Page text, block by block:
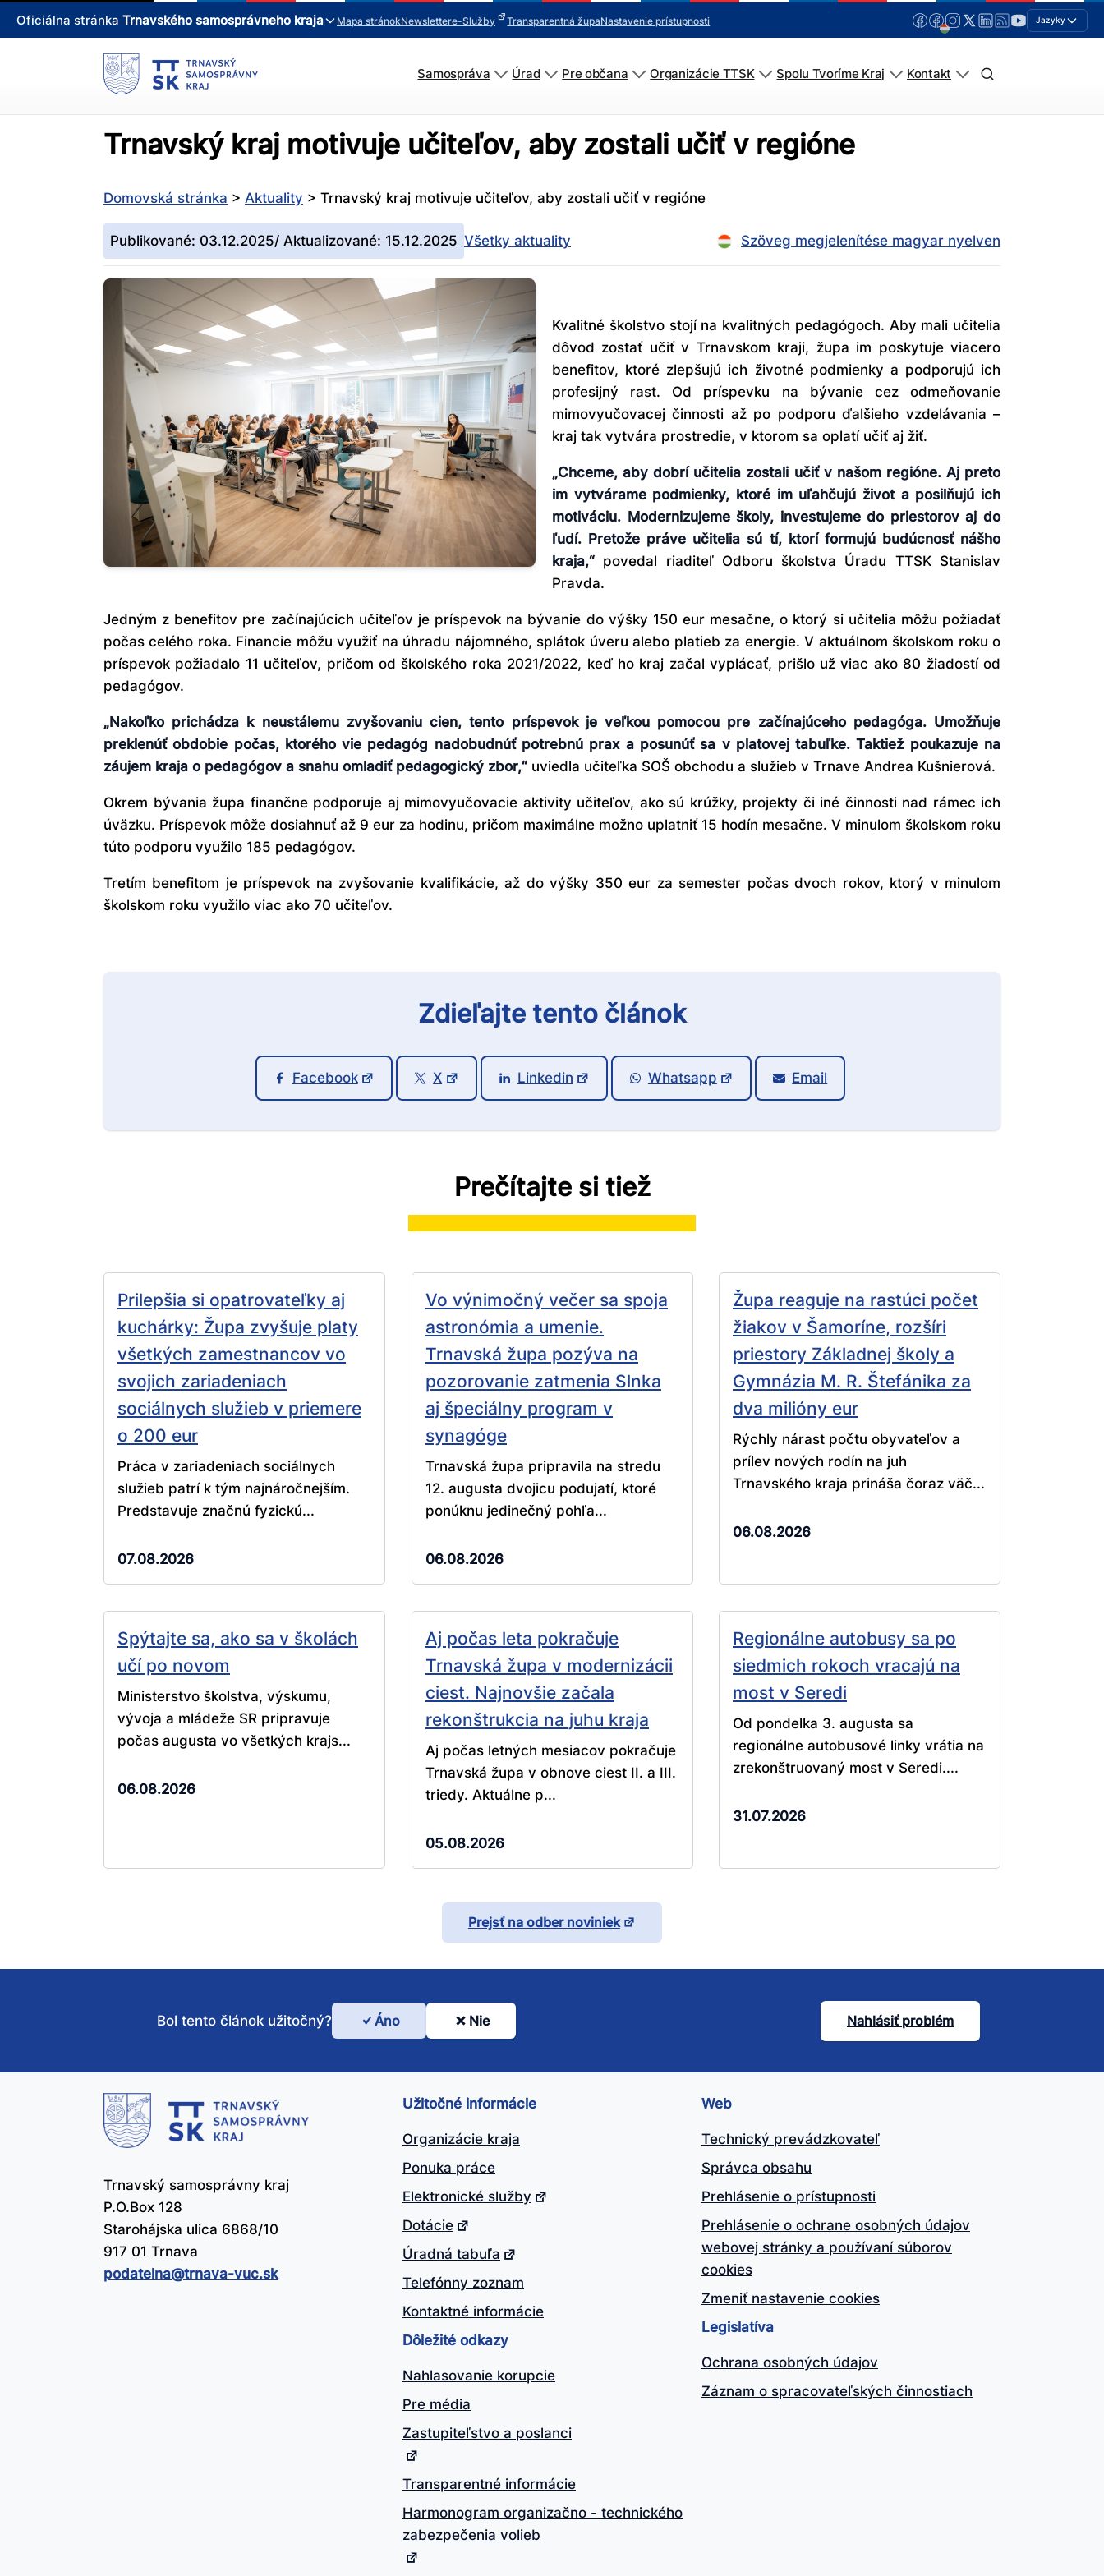
Oficiálna stránka Trnavského samosprávneho kraja Mapa stránokNewslettere-Služby Transparentná župaNastavenie prístupnosti Jazyky
Samospráva Úrad Pre občana Organizácie TTSK Spolu Tvoríme Kraj Kontakt
Trnavský kraj motivuje učiteľov, aby zostali učiť v regióne
Domovská stránka > Aktuality > Trnavský kraj motivuje učiteľov, aby zostali učiť v regióne
Publikované: 03.12.2025/ Aktualizované: 15.12.2025 Všetky aktuality Szöveg megjelenítése magyar nyelven
Kvalitné školstvo stojí na kvalitných pedagógoch. Aby mali učitelia
dôvod zostať učiť v Trnavskom kraji, župa im poskytuje viacero
benefitov, ktoré zlepšujú ich životné podmienky a podporujú ich
profesijný rast. Od príspevku na bývanie cez odmeňovanie
mimovyučovacej činnosti až po podporu ďalšieho vzdelávania –
kraj tak vytvára prostredie, v ktorom sa oplatí učiť aj žiť.
„Chceme, aby dobrí učitelia zostali učiť v našom regióne. Aj preto
im vytvárame podmienky, ktoré im uľahčujú život a posilňujú ich
motiváciu. Modernizujeme školy, investujeme do priestorov aj do
ľudí. Pretože práve učitelia sú tí, ktorí formujú budúcnosť nášho
kraja,“ povedal riaditeľ Odboru školstva Úradu TTSK Stanislav
Pravda.
Jedným z benefitov pre začínajúcich učiteľov je príspevok na bývanie do výšky 150 eur mesačne, o ktorý si učitelia môžu požiadať
počas celého roka. Financie môžu využiť na úhradu nájomného, splátok úveru alebo platieb za energie. V aktuálnom školskom roku o
príspevok požiadalo 11 učiteľov, pričom od školského roka 2021/2022, keď ho kraj začal vyplácať, prišlo už viac ako 80 žiadostí od
pedagógov.
„Nakoľko prichádza k neustálemu zvyšovaniu cien, tento príspevok je veľkou pomocou pre začínajúceho pedagóga. Umožňuje
preklenúť obdobie počas, ktorého vie pedagóg nadobudnúť potrebnú prax a posunúť sa v platovej tabuľke. Taktiež poukazuje na
záujem kraja o pedagógov a snahu omladiť pedagogický zbor,“ uviedla učiteľka SOŠ obchodu a služieb v Trnave Andrea Kušnierová.
Okrem bývania župa finančne podporuje aj mimovyučovacie aktivity učiteľov, ako sú krúžky, projekty či iné činnosti nad rámec ich
úväzku. Príspevok môže dosiahnuť až 9 eur za hodinu, pričom maximálne možno uplatniť 15 hodín mesačne. V minulom školskom roku
túto podporu využilo 185 pedagógov.
Tretím benefitom je príspevok na zvyšovanie kvalifikácie, až do výšky 350 eur za semester počas dvoch rokov, ktorý v minulom
školskom roku využilo viac ako 70 učiteľov.
Zdieľajte tento článok
Facebook X Linkedin Whatsapp Email
Prečítajte si tiež
Prilepšia si opatrovateľky aj
kuchárky: Župa zvyšuje platy
všetkých zamestnancov vo
svojich zariadeniach
sociálnych služieb v priemere
o 200 eur
Práca v zariadeniach sociálnych
služieb patrí k tým najnáročnejším.
Predstavuje značnú fyzickú...
07.08.2026
Vo výnimočný večer sa spoja
astronómia a umenie.
Trnavská župa pozýva na
pozorovanie zatmenia Slnka
aj špeciálny program v
synagóge
Trnavská župa pripravila na stredu
12. augusta dvojicu podujatí, ktoré
ponúknu jedinečný pohľa...
06.08.2026
Župa reaguje na rastúci počet
žiakov v Šamoríne, rozšíri
priestory Základnej školy a
Gymnázia M. R. Štefánika za
dva milióny eur
Rýchly nárast počtu obyvateľov a
prílev nových rodín na juh
Trnavského kraja prináša čoraz väč...
06.08.2026
Spýtajte sa, ako sa v školách
učí po novom
Ministerstvo školstva, výskumu,
vývoja a mládeže SR pripravuje
počas augusta vo všetkých krajs...
06.08.2026
Aj počas leta pokračuje
Trnavská župa v modernizácii
ciest. Najnovšie začala
rekonštrukcia na juhu kraja
Aj počas letných mesiacov pokračuje
Trnavská župa v obnove ciest II. a III.
triedy. Aktuálne p...
05.08.2026
Regionálne autobusy sa po
siedmich rokoch vracajú na
most v Seredi
Od pondelka 3. augusta sa
regionálne autobusové linky vrátia na
zrekonštruovaný most v Seredi....
31.07.2026
Prejsť na odber noviniek
Bol
tento
článok
užitočný?
Bol tento článok užitočný? Áno Nie Nahlásiť problém
Trnavský samosprávny kraj
P.O.Box 128
Starohájska ulica 6868/10
917 01 Trnava
podatelna@​trnava-vuc.sk
Užitočné informácie
Organizácie kraja
Ponuka práce
Elektronické služby
Dotácie
Úradná tabuľa
Telefónny zoznam
Kontaktné informácie
Dôležité odkazy
Nahlasovanie korupcie
Pre média
Zastupiteľstvo a poslanci
Transparentné informácie
Harmonogram organizačno - technického
zabezpečenia volieb
Web
Technický prevádzkovateľ
Správca obsahu
Prehlásenie o prístupnosti
Prehlásenie o ochrane osobných údajov
webovej stránky a používaní súborov
cookies
Zmeniť nastavenie cookies
Legislatíva
Ochrana osobných údajov
Záznam o spracovateľských činnostiach